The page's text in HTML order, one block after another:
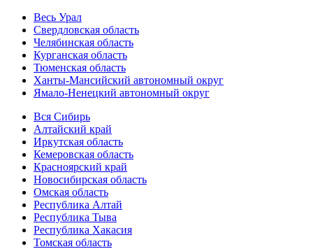
Весь Урал
Свердловская область
Челябинская область
Курганская область
Тюменская область
Ханты-Мансийский автономный округ
Ямало-Ненецкий автономный округ
Вся Сибирь
Алтайский край
Иркутская область
Кемеровская область
Красноярский край
Новосибирская область
Омская область
Республика Алтай
Республика Тыва
Республика Хакасия
Томская область